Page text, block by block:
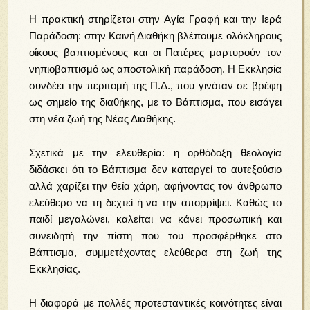
Η πρακτική στηρίζεται στην Αγία Γραφή και την Ιερά
Παράδοση: στην Καινή Διαθήκη βλέπουμε ολόκληρους
οίκους βαπτισμένους και οι Πατέρες μαρτυρούν τον
νηπιοβαπτισμό ως αποστολική παράδοση. Η Εκκλησία
συνδέει την περιτομή της Π.Δ., που γινόταν σε βρέφη
ως σημείο της διαθήκης, με το Βάπτισμα, που εισάγει
στη νέα ζωή της Νέας Διαθήκης.
Σχετικά με την ελευθερία: η ορθόδοξη θεολογία
διδάσκει ότι το Βάπτισμα δεν καταργεί το αυτεξούσιο
αλλά χαρίζει την θεία χάρη, αφήνοντας τον άνθρωπο
ελεύθερο να τη δεχτεί ή να την απορρίψει. Καθώς το
παιδί μεγαλώνει, καλείται να κάνει προσωπική και
συνειδητή την πίστη που του προσφέρθηκε στο
Βάπτισμα, συμμετέχοντας ελεύθερα στη ζωή της
Εκκλησίας.
Η διαφορά με πολλές προτεσταντικές κοινότητες είναι